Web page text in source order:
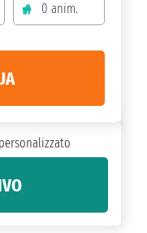
0 anim.